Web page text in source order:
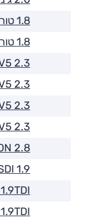
1.8 טורבו GTI ידני 3 דלתות
1.8 טורבו GTI ידני 5 דלתות
2.3 V5 ידני 3 דלתות
2.3 V5 אוטומט 3 דלתות
2.3 V5 ידני 5 דלתות
2.3 V5 אוטומט 5 דלתות
2.8 V6 4MOTION ידני
1.9 SDI ידני
1.9TDI טרנדליין ידני
1.9TDI קומפורטליין ידני